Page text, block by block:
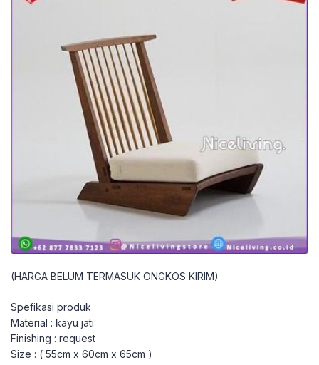
(HARGA BELUM TERMASUK ONGKOS KIRIM)
Spefikasi produk
Material : kayu jati
Finishing : request
Size : ( 55cm x 60cm x 65cm )